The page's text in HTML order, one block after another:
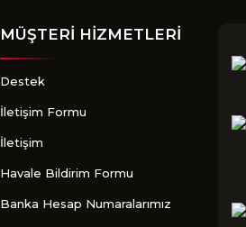
MÜŞTERİ HİZMETLERİ
Destek
İletişim Formu
İletişim
Havale Bildirim Formu
Banka Hesap Numaralarımız